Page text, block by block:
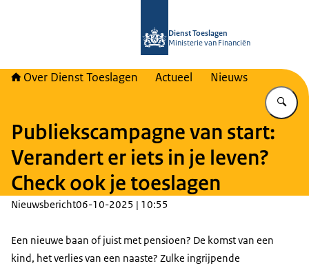
Dienst Toeslagen
Ministerie van Financiën
Over Dienst Toeslagen Actueel Nieuws
Publiekscampagne van start:
Verandert er iets in je leven?
Check ook je toeslagen
Nieuwsbericht06-10-2025 | 10:55
Een nieuwe baan of juist met pensioen? De komst van een
kind, het verlies van een naaste? Zulke ingrijpende